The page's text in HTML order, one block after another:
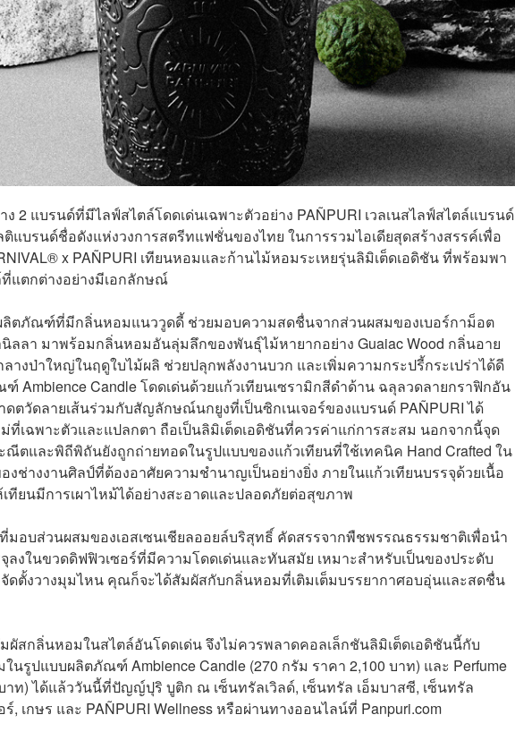
2 แบรนด์ที่มีไลฟ์สไตล์โดดเด่นเฉพาะตัวอย่าง PAÑPURI เวลเนสไลฟ์สไตล์แบรนด์
แบรนด์ชื่อดังแห่งวงการสตรีทแฟชั่นของไทย ในการรวมไอเดียสุดสร้างสรรค์เพื่อ
x PAÑPURI เทียนหอมและก้านไม้หอมระเหยรุ่นลิมิเต็ดเอดิชัน ที่พร้อมพา
แตกต่างอย่างมีเอกลักษณ์
ผลิตภัณฑ์ที่มีกลิ่นหอมแนววูดดี้ ช่วยมอบความสดชื่นจากส่วนผสมของเบอร์กาม็อต
ลา มาพร้อมกลิ่นหอมอันลุ่มลึกของพันธุ์ไม้หายากอย่าง Guaiac Wood กลิ่นอาย
งป่าใหญ่ในฤดูใบไม้ผลิ ช่วยปลุกพลังงานบวก และเพิ่มความกระปรี้กระเปร่าได้ดี
Ambience Candle โดดเด่นด้วยแก้วเทียนเซรามิกสีดำด้าน ฉลุลวดลายกราฟิกอัน
ตวัดลายเส้นร่วมกับสัญลักษณ์นกยูงที่เป็นซิกเนเจอร์ของแบรนด์ PAÑPURI ได้
ม่ที่เฉพาะตัวและแปลกตา ถือเป็นลิมิเต็ดเอดิชันที่ควรค่าแก่การสะสม นอกจากนี้จุด
ณีตและพิถีพิถันยังถูกถ่ายทอดในรูปแบบของแก้วเทียนที่ใช้เทคนิค Hand Crafted ใน
ช่างงานศิลป์ที่ต้องอาศัยความชำนาญเป็นอย่างยิ่ง ภายในแก้วเทียนบรรจุด้วยเนื้อ
เทียนมีการเผาไหม้ได้อย่างสะอาดและปลอดภัยต่อสุขภาพ
มอบส่วนผสมของเอสเซนเชียลออยล์บริสุทธิ์ คัดสรรจากพืชพรรณธรรมชาติเพื่อนำ
งในขวดดิฟฟิวเซอร์ที่มีความโดดเด่นและทันสมัย เหมาะสำหรับเป็นของประดับ
ดตั้งวางมุมไหน คุณก็จะได้สัมผัสกับกลิ่นหอมที่เติมเต็มบรรยากาศอบอุ่นและสดชื่น
สกลิ่นหอมในสไตล์อันโดดเด่น จึงไม่ควรพลาดคอลเล็กชันลิมิเต็ดเอดิชันนี้กับ
นรูปแบบผลิตภัณฑ์ Ambience Candle (270 กรัม ราคา 2,100 บาท) และ Perfume
าท) ได้แล้ววันนี้ที่ปัญญ์ปุริ บูติก ณ เซ็นทรัลเวิลด์, เซ็นทรัล เอ็มบาสซี, เซ็นทรัล
, เกษร และ PAÑPURI Wellness หรือผ่านทางออนไลน์ที่ Panpuri.com